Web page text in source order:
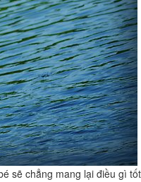
sẽ chẳng mang lại điều gì